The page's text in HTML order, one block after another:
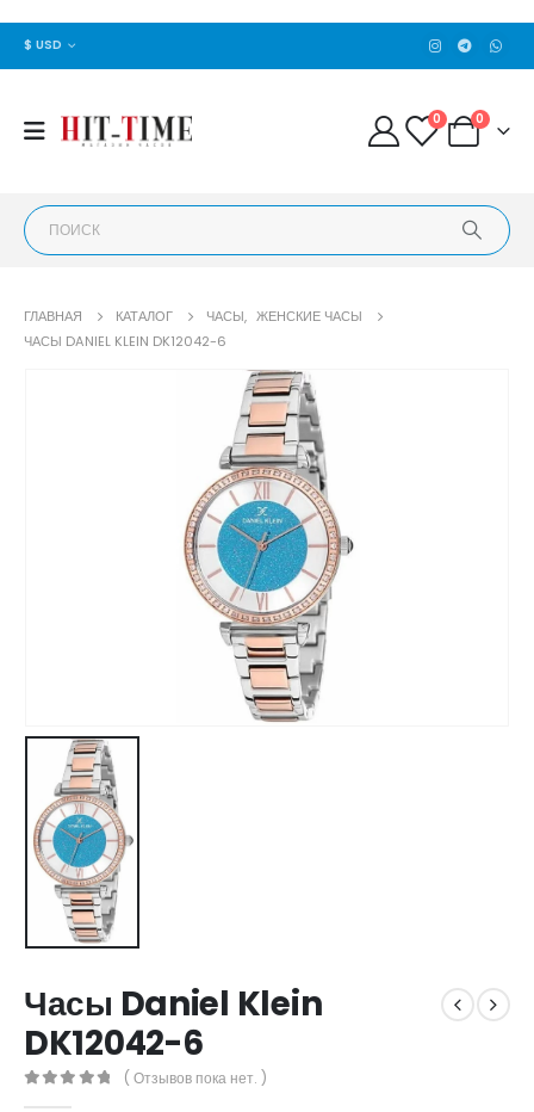
$ USD
0 0
ГЛАВНАЯ КАТАЛОГ ЧАСЫ, ЖЕНСКИЕ ЧАСЫ
ЧАСЫ DANIEL KLEIN DK12042-6
Часы Daniel Klein
DK12042-6
( Отзывов пока нет. )